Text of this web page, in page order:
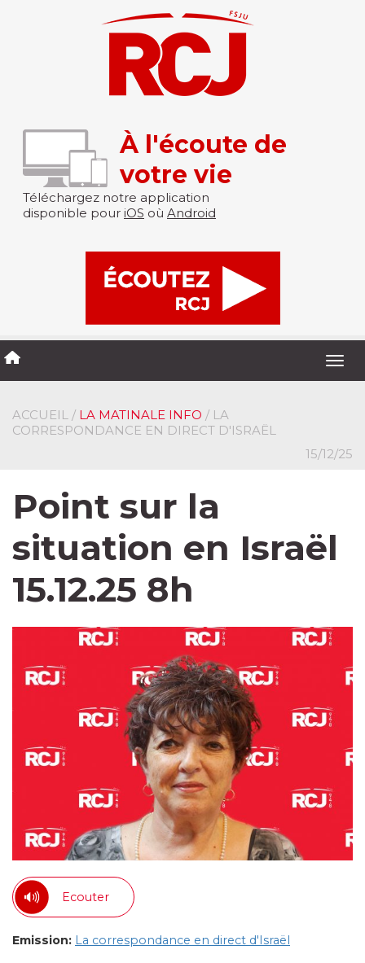
À l'écoute de
votre vie
Téléchargez notre application
disponible pour iOS où Android
ACCUEIL / LA MATINALE INFO / LA
CORRESPONDANCE EN DIRECT D'ISRAËL
15/12/25
Point sur la
situation en Israël
15.12.25 8h
Ecouter
Emission: La correspondance en direct d'Israël